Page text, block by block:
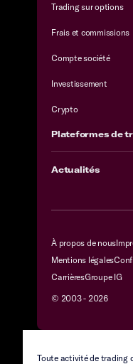
Trading sur options
Frais et commissions
Compte société
Investissement
Crypto
Plateformes de
Actualités
À propos de nous
Mentions légales
CarrièresGroupe IG
© 2003 - 2026
Toute activité de trading